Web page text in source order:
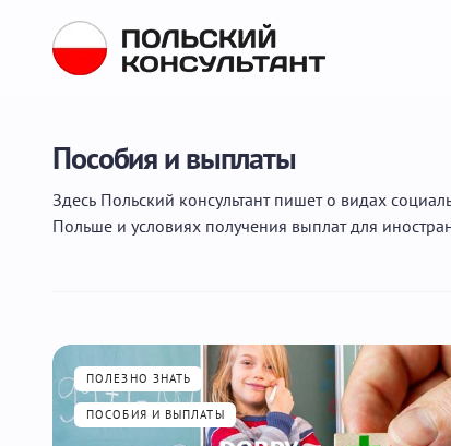
Пособия и выплаты
Здесь Польский консультант пишет о видах
Польше и условиях получения выплат для
ПОЛЕЗНО ЗНАТЬ
ПОСОБИЯ И ВЫПЛАТЫ